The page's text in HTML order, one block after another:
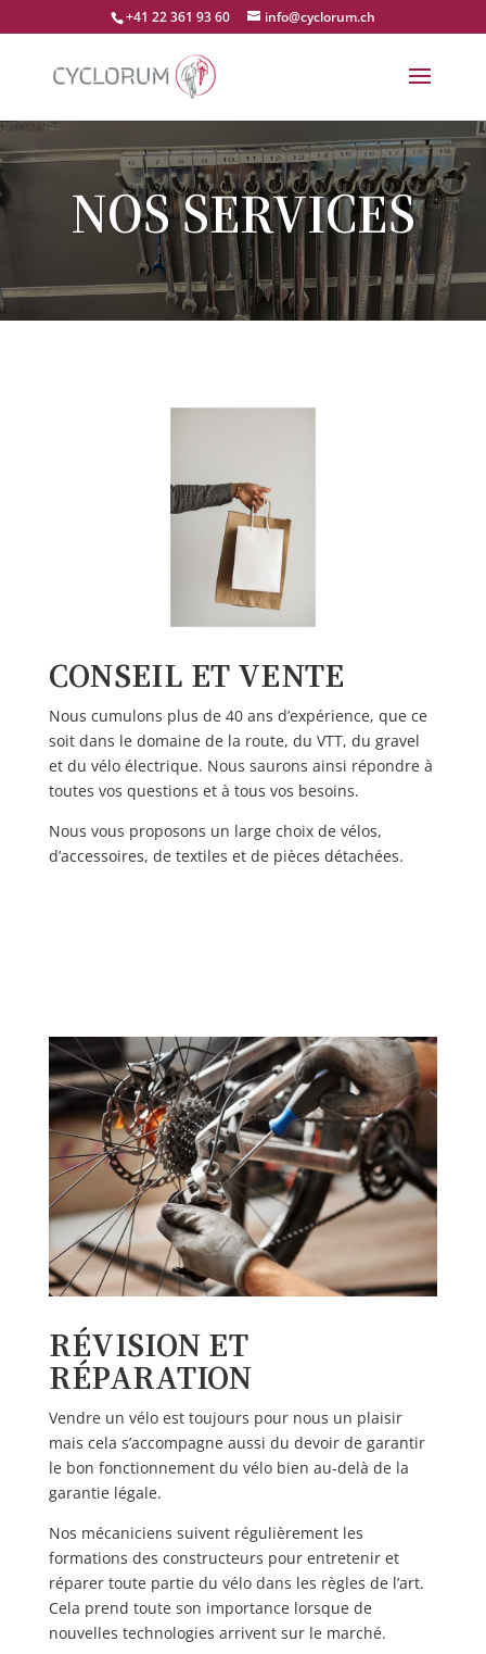
+41 22 361 93 60 info@cyclorum.ch
NOS SERVICES
CONSEIL ET VENTE
Nous cumulons plus de 40 ans d’expérience, que ce
soit dans le domaine de la route, du VTT, du gravel
et du vélo électrique. Nous saurons ainsi répondre à
toutes vos questions et à tous vos besoins.
Nous vous proposons un large choix de vélos,
d’accessoires, de textiles et de pièces détachées.
RÉVISION ET
RÉPARATION
Vendre un vélo est toujours pour nous un plaisir
mais cela s’accompagne aussi du devoir de garantir
le bon fonctionnement du vélo bien au-delà de la
garantie légale.
Nos mécaniciens suivent régulièrement les
formations des constructeurs pour entretenir et
réparer toute partie du vélo dans les règles de l’art.
Cela prend toute son importance lorsque de
nouvelles technologies arrivent sur le marché.